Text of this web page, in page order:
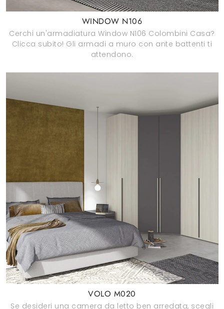
WINDOW N106
Cerchi un'armadiatura Window N106 Colombini Casa?
Clicca subito! Gli armadi a muro con ante battenti ti
attendono.
VOLO M020
Se desideri una camera da letto ben arredata, scegli